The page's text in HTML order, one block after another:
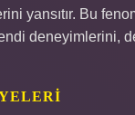
yansıtır. Bu
deneyimlerini,